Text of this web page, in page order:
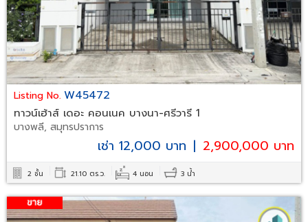
Listing No. W45472
ทาวน์เฮ้าส์ เดอะ คอนเนค บางนา-ศรีวารี 1
บางพลี, สมุทรปราการ
2,900,000 บาท
|
เช่า 12,000 บาท
2 ชั้น 21.10 ตร.ว. 4 นอน 3 น้ำ